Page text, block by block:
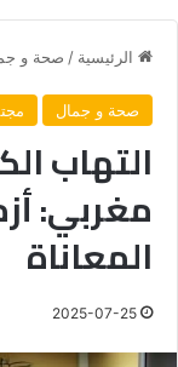
الرئيسية / صحة و
صحة و جمال
مغربي:
المعاناة
2025-07-25